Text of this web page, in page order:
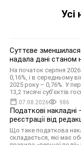
Усі
Суттєве
надала дані станом
На початок серпня
0,16%, і в середньому
2025 року – 0,76%. У
13,2 тисячі суб’єктів
07.08.2026 986
Податкові накладні
реєстрації від
Що таке податкова
складається, які має